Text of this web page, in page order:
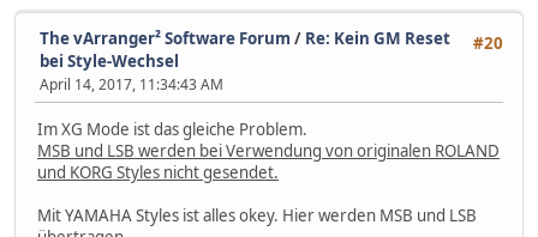
#20
The vArranger² Software Forum / Re: Kein GM Reset
bei Style-Wechsel
April 14, 2017, 11:34:43 AM
Im XG Mode ist das gleiche Problem.
MSB und LSB werden bei Verwendung von originalen ROLAND
und KORG Styles nicht gesendet.
Mit YAMAHA Styles ist alles okey. Hier werden MSB und LSB